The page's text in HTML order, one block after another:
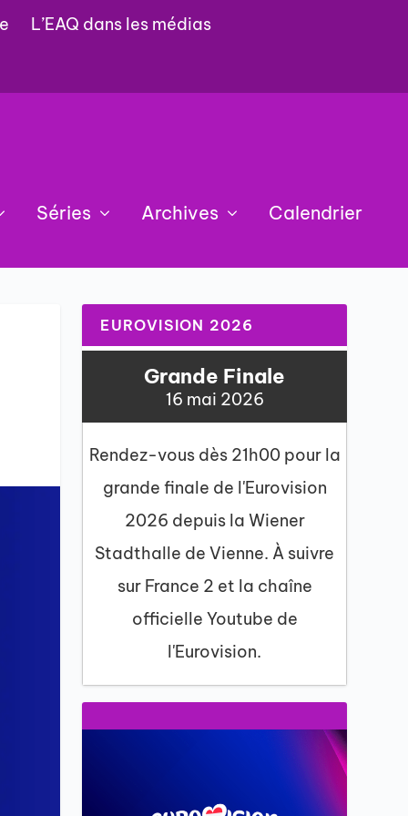
L’EAQ dans les médias
Séries Archives Calendrier
EUROVISION 2026
Grande Finale
16 mai 2026
Rendez-vous dès 21h00 pour la
grande finale de l'Eurovision
2026 depuis la Wiener
Stadthalle de Vienne. À suivre
sur France 2 et la chaîne
officielle Youtube de
l'Eurovision.